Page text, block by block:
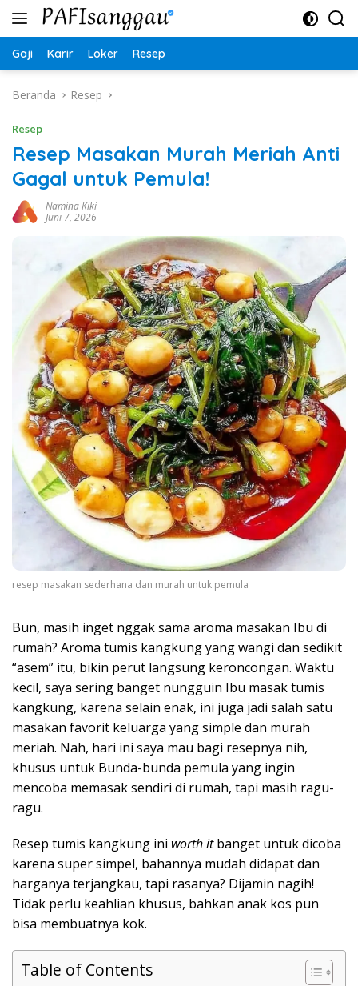
Langsung
Gaji Karir Loker Resep
Beranda Resep
Resep
Resep Masakan Murah Meriah Anti
Gagal untuk Pemula!
Namina Kiki
Juni 7, 2026
resep masakan sederhana dan murah untuk pemula
Bun, masih inget nggak sama aroma masakan Ibu di
rumah? Aroma tumis kangkung yang wangi dan sedikit
“asem” itu, bikin perut langsung keroncongan. Waktu
kecil, saya sering banget nungguin Ibu masak tumis
kangkung, karena selain enak, ini juga jadi salah satu
masakan favorit keluarga yang simple dan murah
meriah. Nah, hari ini saya mau bagi resepnya nih,
khusus untuk Bunda-bunda pemula yang ingin
mencoba memasak sendiri di rumah, tapi masih ragu-
ragu.
Resep tumis kangkung ini worth itbanget untuk dicoba
karena super simpel, bahannya mudah didapat dan
harganya terjangkau, tapi rasanya? Dijamin nagih!
Tidak perlu keahlian khusus, bahkan anak kos pun
bisa membuatnya kok.
Table of Contents